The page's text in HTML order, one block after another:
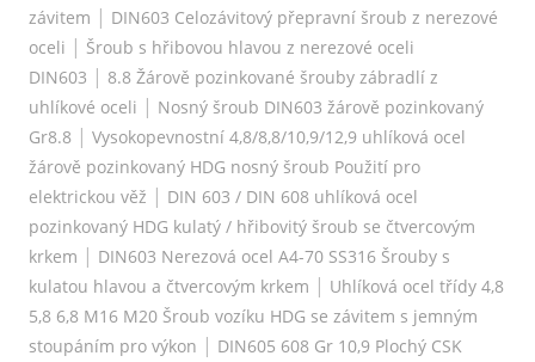
závitem | DIN603 Celozávitový přepravní šroub z nerezové
oceli | Šroub s hřibovou hlavou z nerezové oceli
DIN603 | 8.8 Žárově pozinkované šrouby zábradlí z
uhlíkové oceli | Nosný šroub DIN603 žárově pozinkovaný
Gr8.8 | Vysokopevnostní 4,8/8,8/10,9/12,9 uhlíková ocel
žárově pozinkovaný HDG nosný šroub Použití pro
elektrickou věž | DIN 603 / DIN 608 uhlíková ocel
pozinkovaný HDG kulatý / hřibovitý šroub se čtvercovým
krkem | DIN603 Nerezová ocel A4-70 SS316 Šrouby s
kulatou hlavou a čtvercovým krkem | Uhlíková ocel třídy 4,8
5,8 6,8 M16 M20 Šroub vozíku HDG se závitem s jemným
stoupáním pro výkon | DIN605 608 Gr 10,9 Plochý CSK